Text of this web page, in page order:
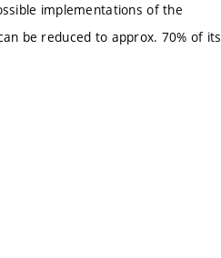
implementations of the
be reduced to approx. 70% of its